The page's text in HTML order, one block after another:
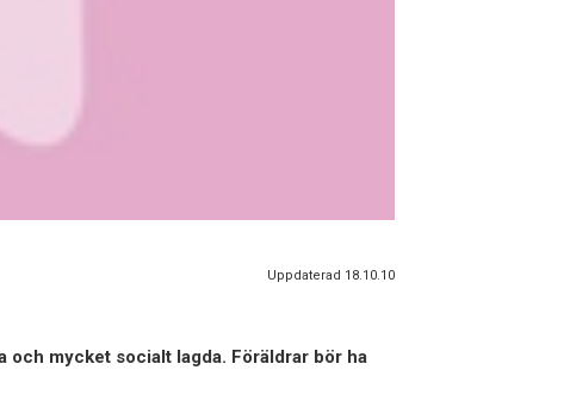
Uppdaterad 18.10.10
och mycket socialt lagda. Föräldrar bör ha